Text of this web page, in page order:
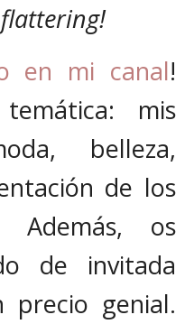
en mi canal!
mis
belleza,
de los
Además, os
de invitada
precio genial.